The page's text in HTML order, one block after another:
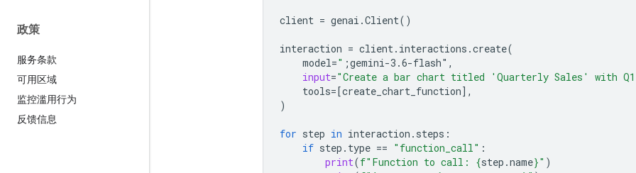
政策
服务条款
可用区域
监控滥用行为
反馈信息
client = genai .Client()
interaction = client. interactions .create(
model=" ;gemini-3.6-flash" ,
input="Create a bar chart titled 'Quarterly Sales' with Q1:
tools=[create_chart_function],
)
for step in interaction . steps :
if step . type == "function_call" :
print(f"Function to call: {step .name}" )